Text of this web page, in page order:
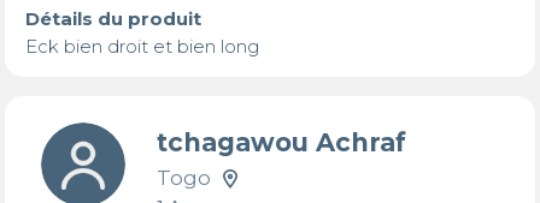
Détails du produit
Eck bien droit et bien long
tchagawou Achraf
Togo